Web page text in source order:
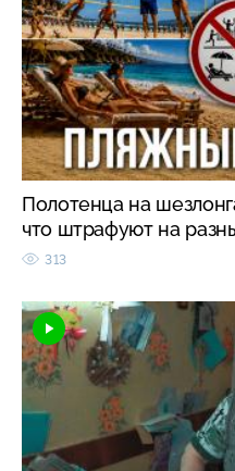
Полотенца на
что штрафуют на
313